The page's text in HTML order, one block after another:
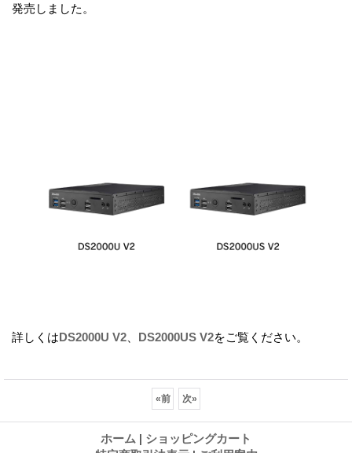
発売しました。
詳しくはDS2000U V2 DS2000US V2をご覧ください。
«前 次»
ホーム | ショッピングカート